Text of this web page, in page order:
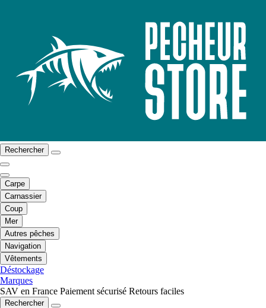
Rechercher
Carpe
Carnassier
Coup
Mer
Autres pêches
Navigation
Vêtements
Déstockage
Marques
SAV en France Paiement sécurisé Retours faciles
Rechercher